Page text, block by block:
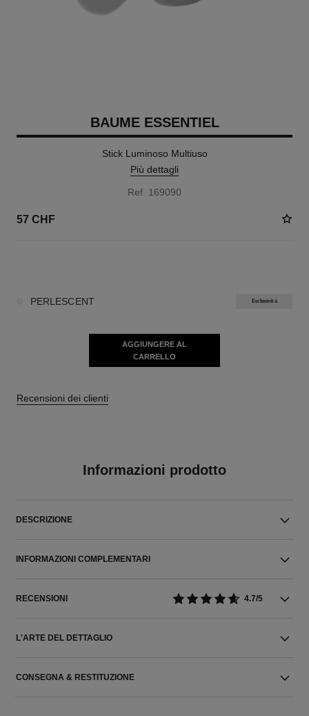
BAUME ESSENTIEL
Stick Luminoso Multiuso
Più dettagli
Ref. 169090
57 CHF
PERLESCENT Esclusività
AGGIUNGERE AL
CARRELLO
Recensioni dei clienti
Informazioni prodotto
DESCRIZIONE
INFORMAZIONI COMPLEMENTARI
RECENSIONI 4.7/5
L'ARTE DEL DETTAGLIO
CONSEGNA & RESTITUZIONE